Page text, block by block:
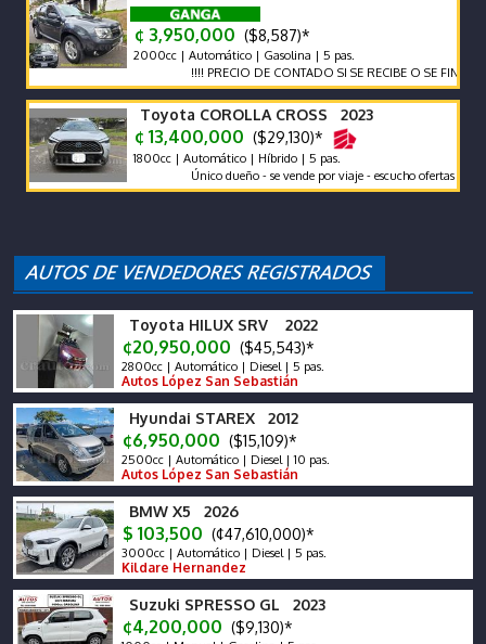
¢ 3,950,000 ($8,587)*
2000cc | Automático | Gasolina | 5 pas.
!!!! PRECIO DE CONTADO SI SE RECIBE O SE FINANCIA EL
Toyota COROLLA CROSS 2023
¢ 13,400,000 ($29,130)*
1800cc | Automático | Híbrido | 5 pas.
Único dueño - se vende por viaje - escucho ofertas
Toyota HILUX SRV 2022
¢20,950,000 ($45,543)*
2800cc | Automático | Diesel | 5 pas.
Autos López San Sebastián
Hyundai STAREX 2012
¢6,950,000 ($15,109)*
2500cc | Automático | Diesel | 10 pas.
Autos López San Sebastián
BMW X5 2026
$ 103,500 (¢47,610,000)*
3000cc | Automático | Diesel | 5 pas.
Kildare Hernandez
Suzuki SPRESSO GL 2023
¢4,200,000 ($9,130)*